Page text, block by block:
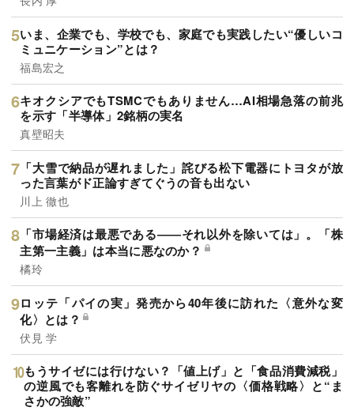
いま、企業でも、学校でも、家庭でも実践したい“優しいコ
ミュニケーション”とは？
福島宏之
キオクシアでもTSMCでもありません…AI相場急落の前兆
を示す「半導体」2銘柄の実名
真壁昭夫
「大雪で納品が遅れました」詫びる松下電器にトヨタが放
った言葉がド正論すぎてぐうの音も出ない
川上 徹也
「市場経済は最悪である――それ以外を除いては」。「株
主第一主義」は本当に悪なのか？
橘玲
ロッテ「パイの実」発売から40年後に訪れた〈意外な変
化〉とは？
伏見 学
もうサイゼには行けない？「値上げ」と「食品消費減税」
の逆風でも客離れを防ぐサイゼリヤの〈価格戦略〉と“ま
さかの強敵”